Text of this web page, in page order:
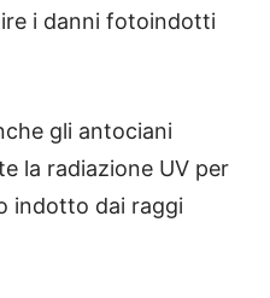
i danni fotoindotti
gli antociani
la radiazione UV per
indotto dai raggi